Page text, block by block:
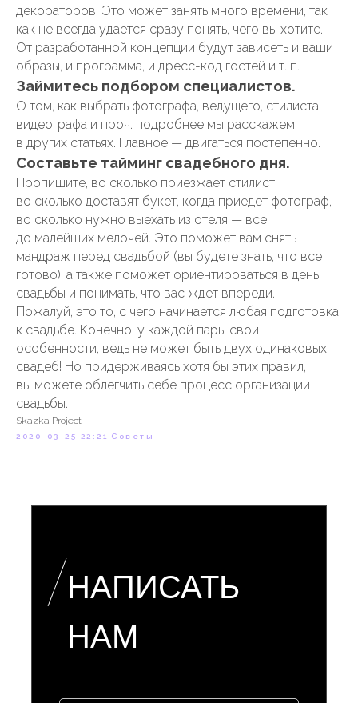
декораторов. Это может занять много времени, так
как не всегда удается сразу понять, чего вы хотите.
От разработанной концепции будут зависеть и ваши
образы, и программа, и дресс-код гостей и т. п.
Займитесь подбором специалистов.
О том, как выбрать фотографа, ведущего, стилиста,
видеографа и проч. подробнее мы расскажем
в других статьях. Главное — двигаться постепенно.
Составьте тайминг свадебного дня.
Пропишите, во сколько приезжает стилист,
во сколько доставят букет, когда приедет фотограф,
во сколько нужно выехать из отеля — все
до малейших мелочей. Это поможет вам снять
мандраж перед свадьбой (вы будете знать, что все
готово), а также поможет ориентироваться в день
свадьбы и понимать, что вас ждет впереди.
Пожалуй, это то, с чего начинается любая подготовка
к свадьбе. Конечно, у каждой пары свои
особенности, ведь не может быть двух одинаковых
свадеб! Но придерживаясь хотя бы этих правил,
вы можете облегчить себе процесс организации
свадьбы.
Skazka Project
2020-03-25 22:21 Советы
НАПИСАТЬ
НАМ